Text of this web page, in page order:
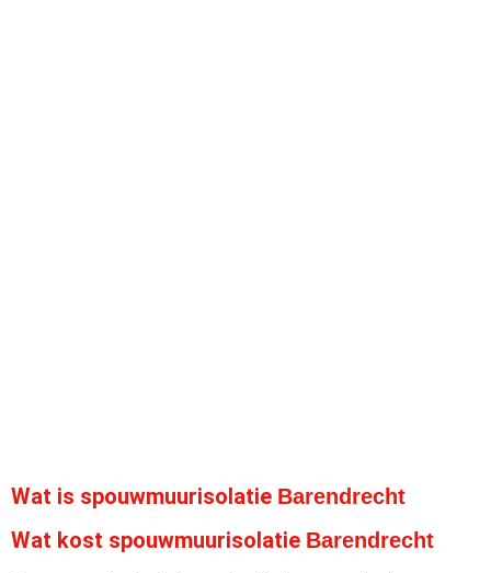
Wat is spouwmuurisolatie Barendrecht
Wat kost spouwmuurisolatie Barendrecht